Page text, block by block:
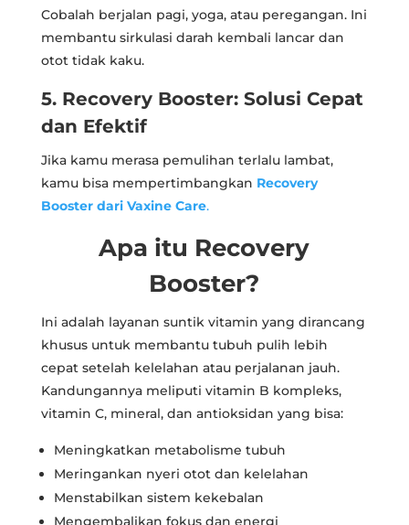
Cobalah berjalan pagi, yoga, atau peregangan. Ini
membantu sirkulasi darah kembali lancar dan
otot tidak kaku.
5. Recovery Booster: Solusi Cepat
dan Efektif
Jika kamu merasa pemulihan terlalu lambat,
kamu bisa mempertimbangkan Recovery
Booster dari Vaxine Care.
Apa itu Recovery
Booster?
Ini adalah layanan suntik vitamin yang dirancang
khusus untuk membantu tubuh pulih lebih
cepat setelah kelelahan atau perjalanan jauh.
Kandungannya meliputi vitamin B kompleks,
vitamin C, mineral, dan antioksidan yang bisa:
Meningkatkan metabolisme tubuh
Meringankan nyeri otot dan kelelahan
Menstabilkan sistem kekebalan
Mengembalikan fokus dan energi